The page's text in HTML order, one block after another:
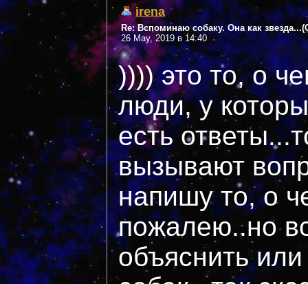
irena
Re: Вспоминаю собаку. Она как
26 May, 2019 в 14:40
)))) это то, о
люди, у
есть
вызывают
напишу то, о
пожалею..но
объяснить